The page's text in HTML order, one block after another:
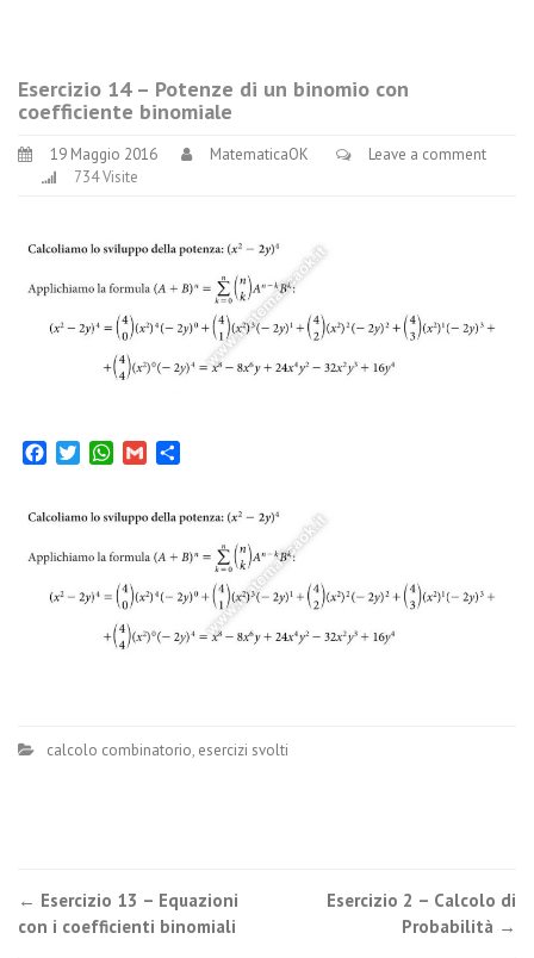
Esercizio 14 – Potenze di un binomio con
coefficiente binomiale
19 Maggio 2016 MatematicaOK
Leave a comment
734 Visite
FacebookTwitterWhatsApp
Gmail
calcolo combinatorio, esercizi svolti
Post
navigation
← Esercizio 13 – Equazioni
con i coefficienti binomiali
Esercizio 2 – Calcolo di
Probabilità →